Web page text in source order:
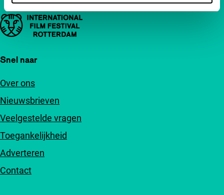
Belangrijke links
Snel naar
Over ons
Nieuwsbrieven
Veelgestelde vragen
Toegankelijkheid
Adverteren
Contact